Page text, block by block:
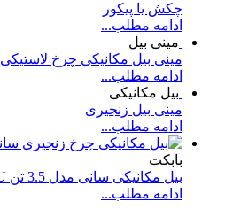
چکش یا پیکور
ادامه مطلب...
مینی بیل
مینی بیل مکانیکی چرخ لاستیکی
ادامه مطلب...
بیل مکانیکی
مینی بیل زنجیری
ادامه مطلب...
بابکت
بیل مکانیکی سانی مدل 3.5 تن Sany SY35U
ادامه مطلب...